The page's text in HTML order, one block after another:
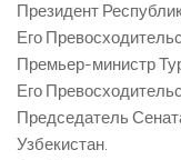
Президент
Его
Премьер-министр
Его
Председатель
Узбекистан.